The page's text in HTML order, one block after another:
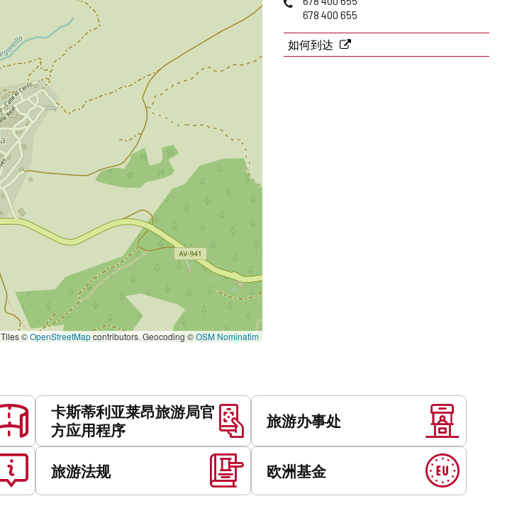
地
址
678 400 655
如何到达
Tiles ©OpenStreetMapcontributors. Geocoding ©OSM Nominatim
卡斯蒂利亚莱昂旅游局官
方应用程序
旅游办事处
旅游法规 欧洲基金